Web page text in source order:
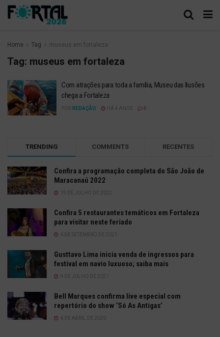
Home Tag museus em fortaleza
Tag: museus em fortaleza
Com atrações para toda a família, Museu das Ilusões
chega a Fortaleza
POR REDAÇÃO HÁ 4 ANOS
TRENDING COMMENTS RECENTES
Confira a programação completa do São João de
Maracanaú 2022
19 DE JULHO DE 2022
Confira 5 restaurantes temáticos em Fortaleza
para visitar neste feriado
6 DE SETEMBRO DE 2021
Gusttavo Lima inicia venda de ingressos para
festival em navio luxuoso; saiba mais
9 DE JULHO DE 2021
Bell Marques confirma live especial com
repertório do show ‘Só As Antigas’
6 DE ABRIL DE 2020